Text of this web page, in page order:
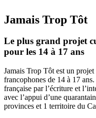
Jamais Trop Tôt
Le plus grand projet
pour les 14 à 17 ans
Jamais Trop Tôt est un projet
francophones de 14 à 17
française par l’écriture et
avec l’appui d’une
provinces et 1 territoire du